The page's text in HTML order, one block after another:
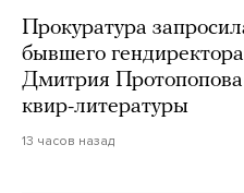
Прокуратура
бывшего
Дмитрия
квир-литературы
13 часов назад